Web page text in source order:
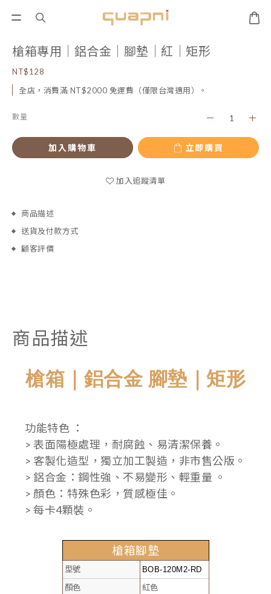
槍箱專用｜鋁合金｜腳墊｜紅｜矩形
NT$128
全店，消費滿 NT$2000 免運費（僅限台灣適用）。
數量
加入購物車 立即購買
加入追蹤清單
商品描述
送貨及付款方式
顧客評價
商品描述
槍箱｜鋁合金 腳墊｜矩形
功能特色 ：
> 表面陽極處理，耐腐蝕、易清潔保養。
> 客製化造型，獨立加工製造，非市售公版。
> 鋁合金：鋼性強、不易變形、輕重量 。
> 顏色：特殊色彩，質感極佳。
> 每卡4顆裝。
槍箱腳墊
型號 BOB-120M2-RD
顏色
紅色